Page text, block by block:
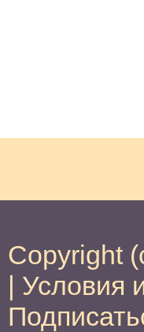
Copyright
| Условия